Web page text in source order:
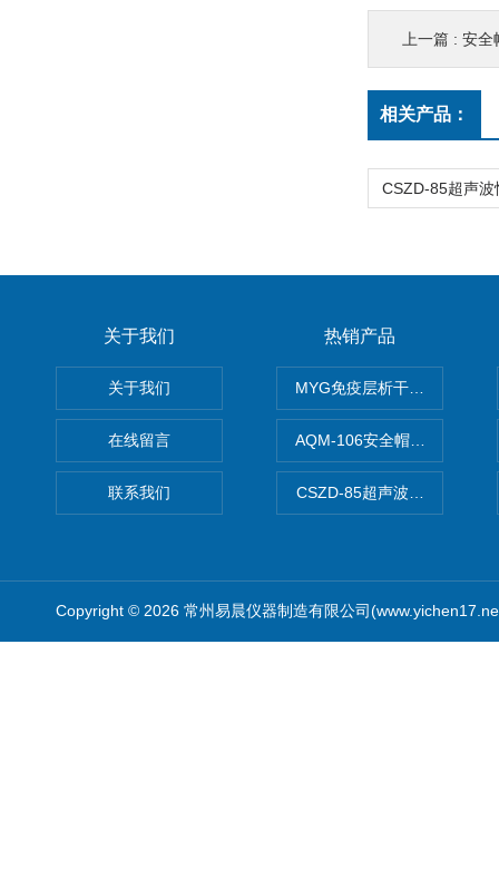
上一篇 : 安全
相关产品：
关于我们
关于我们
在线留言
联系我们
热销产品
MYG免疫层析干燥箱
AQM-106安全帽高温预处理
CSZD-85超声波清洗振荡器
Copyright © 2026 常州易晨仪器制造有限公司